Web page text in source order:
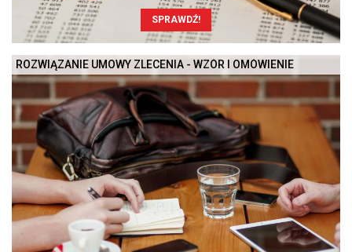
SPRAWDŹ!
ROZWIĄZANIE UMOWY ZLECENIA - WZÓR I OMÓWIENIE